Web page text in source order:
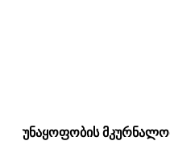
უნაყოფობის